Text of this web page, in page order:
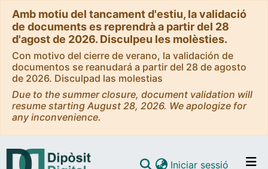
Amb motiu del tancament d'estiu, la validació
de documents es reprendrà a partir del 28
d'agost de 2026. Disculpeu les molèsties.
Con motivo del cierre de verano, la validación de
documentos se reanudará a partir del 28 de agosto
de 2026. Disculpad las molestias
Due to the summer closure, document validation will
resume starting August 28, 2026. We apologize for
any inconvenience.
Iniciar sessió (current)